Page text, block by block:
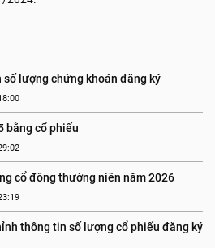
lượng chứng khoán đăng ký
bằng cổ phiếu
cổ đông thường niên năm 2026
thông tin số lượng cổ phiếu đăng ký